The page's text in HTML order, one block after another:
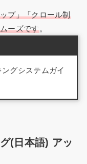
プ」「クロール制
ーズです。
グシステムガイ
(日本語) アッ